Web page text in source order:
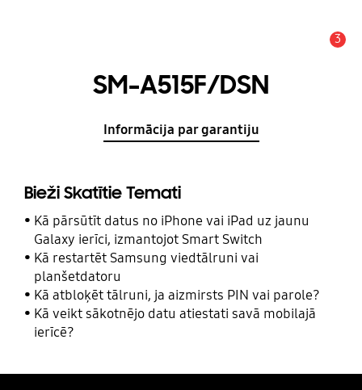
3
SM-A515F/DSN
Informācija par garantiju
Bieži Skatītie Temati
Kā pārsūtīt datus no iPhone vai iPad uz jaunu
Galaxy ierīci, izmantojot Smart Switch
Kā restartēt Samsung viedtālruni vai
planšetdatoru
Kā atbloķēt tālruni, ja aizmirsts PIN vai parole?
Kā veikt sākotnējo datu atiestati savā mobilajā
ierīcē?